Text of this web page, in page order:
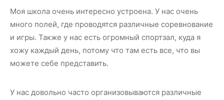
Моя школа очень интересно устроена. У нас очень
много полей, где проводятся различные соревнование
и игры. Также у нас есть огромный спортзал, куда я
хожу каждый день, потому что там есть все, что вы
можете себе представить.
У нас довольно часто организовываются различные